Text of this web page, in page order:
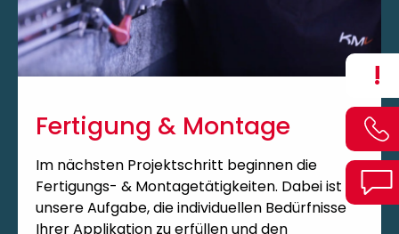
!
Fertigung & Montage
Im nächsten Projektschritt beginnen die
Fertigungs- & Montagetätigkeiten. Dabei ist es
unsere Aufgabe, die individuellen Bedürfnisse
Ihrer Applikation zu erfüllen und den